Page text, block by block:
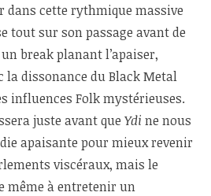
dans cette rythmique massive
tout sur son passage avant de
break planant l’apaiser,
la dissonance du Black Metal
influences Folk mystérieuses.
juste avant queYdi ne nous
apaisante pour mieux revenir
viscéraux, mais le
même à entretenir un